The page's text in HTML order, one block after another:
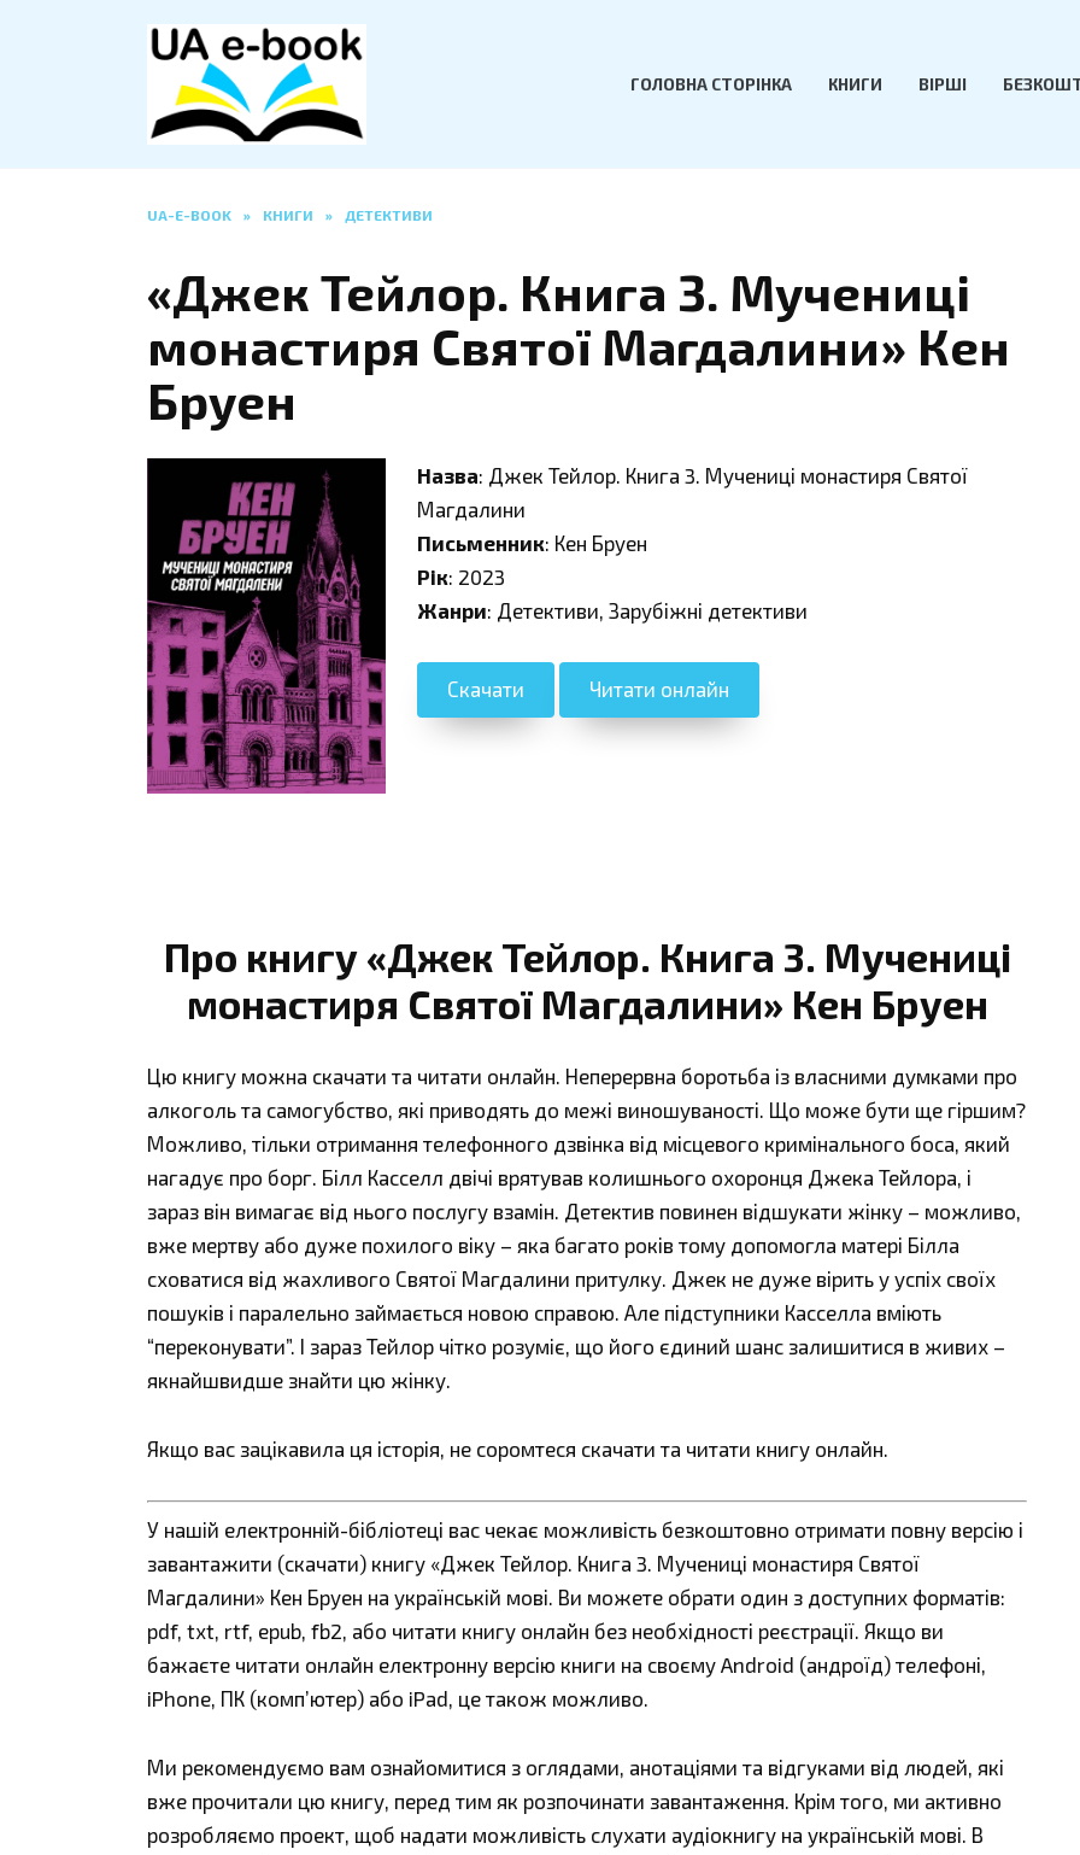
ГОЛОВНА СТОРІНКА КНИГИ ВІРШІ
UA-E-BOOK » КНИГИ » ДЕТЕКТИВИ
«Джек Тейлор. Книга 3. Мучениці
монастиря Святої Магдалини» Кен
Бруен
Назва: Джек Тейлор. Книга 3. Мучениці монастиря Святої
Магдалини
Письменник: Кен Бруен
Рік: 2023
Жанри: Детективи, Зарубіжні детективи
Скачати Читати онлайн
Про книгу «Джек Тейлор. Книга 3. Мучениці
монастиря Святої Магдалини» Кен Бруен
Цю книгу можна скачати та читати онлайн. Неперервна боротьба із власними думками про
алкоголь та самогубство, які приводять до межі виношуваності. Що може бути ще гіршим?
Можливо, тільки отримання телефонного дзвінка від місцевого кримінального боса, який
нагадує про борг. Білл Касселл двічі врятував колишнього охоронця Джека Тейлора, і
зараз він вимагає від нього послугу взамін. Детектив повинен відшукати жінку – можливо,
вже мертву або дуже похилого віку – яка багато років тому допомогла матері Білла
сховатися від жахливого Святої Магдалини притулку. Джек не дуже вірить у успіх своїх
пошуків і паралельно займається новою справою. Але підступники Касселла вміють
“переконувати”. І зараз Тейлор чітко розуміє, що його єдиний шанс залишитися в живих –
якнайшвидше знайти цю жінку.
Якщо вас зацікавила ця історія, не соромтеся скачати та читати книгу онлайн.
У нашій електронній-бібліотеці вас чекає можливість безкоштовно отримати повну версію і
завантажити (скачати) книгу «Джек Тейлор. Книга 3. Мучениці монастиря Святої
Магдалини» Кен Бруен на українській мові. Ви можете обрати один з доступних форматів:
pdf, txt, rtf, epub, fb2, або читати книгу онлайн без необхідності реєстрації. Якщо ви
бажаєте читати онлайн електронну версію книги на своєму Android (андроїд) телефоні,
iPhone, ПК (комп’ютер) або iPad, це також можливо.
Ми рекомендуємо вам ознайомитися з оглядами, анотаціями та відгуками від людей, які
вже прочитали цю книгу, перед тим як розпочинати завантаження. Крім того, ми активно
розробляємо проект, щоб надати можливість слухати аудіокнигу на українській мові. В